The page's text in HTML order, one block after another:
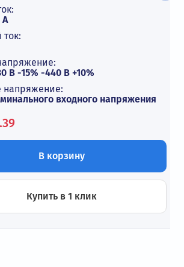
А
В -15% -440 В +10%
напряжение:
входного напряжения
В корзину
Купить в 1 клик